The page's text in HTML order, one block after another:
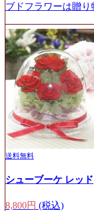
ブドフラワーは贈り
送料無料
シューブーケ レッド
8,800円 (税込)